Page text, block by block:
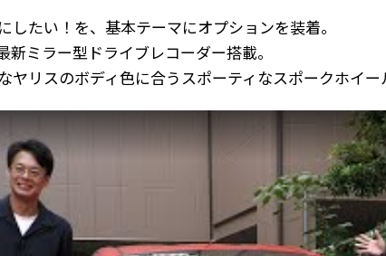
たい！を、基本テーマにオプションを装着。
ミラー型ドライブレコーダー搭載。
リスのボディ色に合うスポーティなスポークホイー